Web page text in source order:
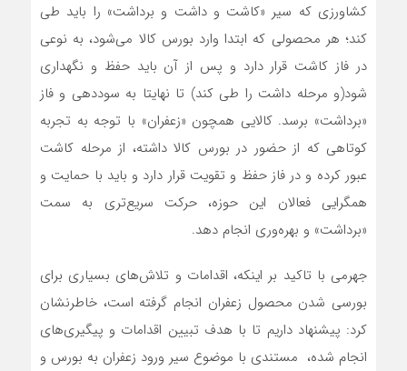
کشاورزی که سیر «کاشت و داشت و برداشت» را باید طی
کند؛ هر محصولی که ابتدا وارد بورس کالا می‌شود، به نوعی
در فاز کاشت قرار دارد و پس از آن باید حفظ و نگهداری
شود(و مرحله داشت را طی کند) تا نهایتا به سوددهی و فاز
«برداشت» برسد. کالایی همچون «زعفران» با توجه به تجربه
کوتاهی که از حضور در بورس کالا داشته، از مرحله کاشت
عبور کرده و در فاز حفظ و تقویت قرار دارد و باید با حمایت و
همگرایی فعالان این حوزه، حرکت سریع‌تری به سمت
«برداشت» و بهره‌وری انجام دهد.
جهرمی با تاکید بر اینکه، اقدامات و تلاش‌های بسیاری برای
بورسی شدن محصول زعفران انجام گرفته است، خاطرنشان
کرد: پیشنهاد داریم تا با هدف تبیین اقدامات و پیگیری‌های
انجام شده، مستندی با موضوع سیر ورود زعفران به بورس و